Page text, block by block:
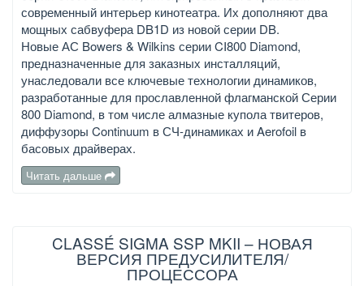
современный интерьер кинотеатра. Их дополняют два
мощных сабвуфера DB1D из новой серии DB.
Новые АС Bowers & Wilkins серии CI800 Diamond,
предназначенные для заказных инсталляций,
унаследовали все ключевые технологии динамиков,
разработанные для прославленной флагманской Серии
800 Diamond, в том числе алмазные купола твитеров,
диффузоры Continuum в СЧ-динамиках и Aerofoil в
басовых драйверах.
Читать дальше
CLASSÉ SIGMA SSP MKII – НОВАЯ
ВЕРСИЯ ПРЕДУСИЛИТЕЛЯ/
ПРОЦЕССОРА